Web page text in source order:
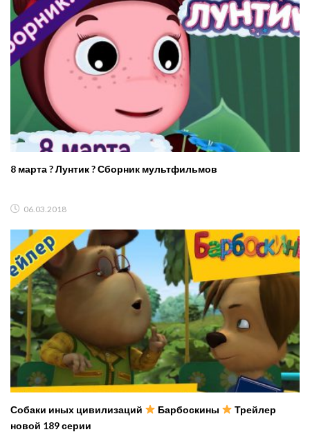
8 марта ? Лунтик ? Сборник мультфильмов
06.03.2018
Собаки иных цивилизаций Барбоскины
Трейлер
новой 189 серии